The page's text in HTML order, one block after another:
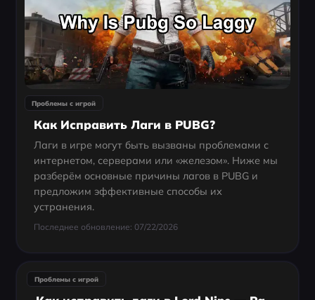
Проблемы с игрой
Как Исправить Лаги в PUBG?
Лаги в игре могут быть вызваны проблемами с
интернетом, серверами или «железом». Ниже мы
разберём основные причины лагов в PUBG и
предложим эффективные способы их
устранения.
Последнее обновление: 07/22/2026
Проблемы с игрой